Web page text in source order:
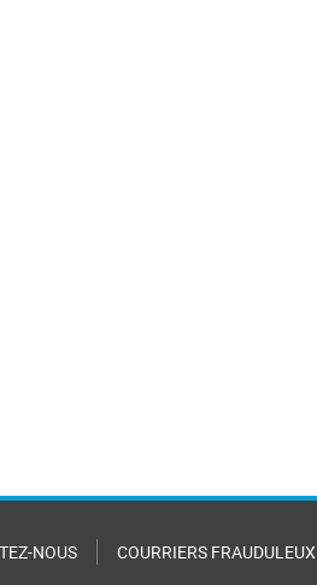
NOUS COURRIERS FRAUDULEUX